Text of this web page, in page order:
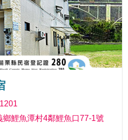
鄉鯉魚潭村4鄰鯉魚口77-1號